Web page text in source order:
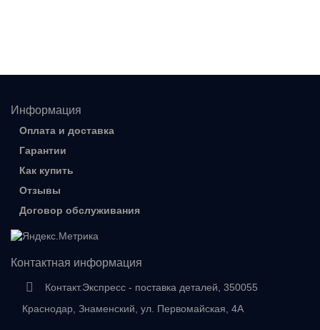
Информация
Оплата и доставка
Гарантии
Как купить
Отзывы
Договор обслуживания
Контактная информация
Контакт.Экспресс - поставка деталей, 350055
Краснодар, Знаменский, ул. Первомайская, 4А